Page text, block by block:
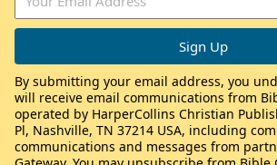
By submitting your email address, you
will receive email communications from
operated by HarperCollins Christian
Pl, Nashville, TN 37214 USA, including
communications and messages from